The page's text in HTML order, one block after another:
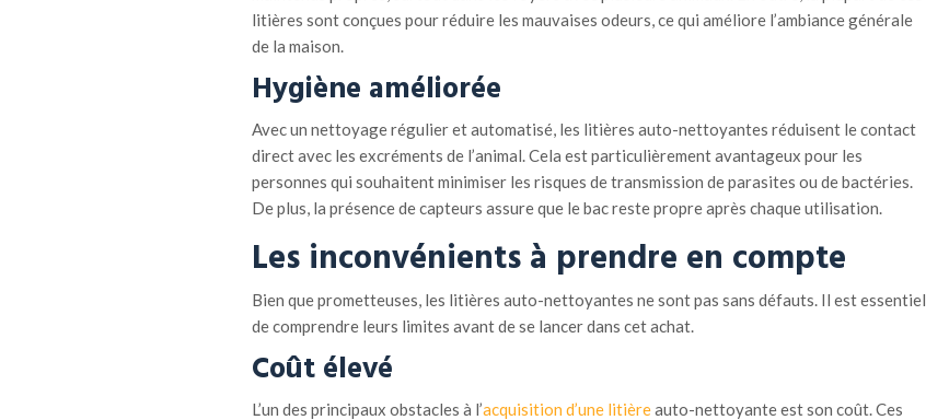
litières sont conçues pour réduire les mauvaises odeurs, ce qui améliore l’ambiance générale
de la maison.
Hygiène améliorée
Avec un nettoyage régulier et automatisé, les litières auto-nettoyantes réduisent le contact
direct avec les excréments de l’animal. Cela est particulièrement avantageux pour les
personnes qui souhaitent minimiser les risques de transmission de parasites ou de bactéries.
De plus, la présence de capteurs assure que le bac reste propre après chaque utilisation.
Les inconvénients à prendre en compte
Bien que prometteuses, les litières auto-nettoyantes ne sont pas sans défauts. Il est essentiel
de comprendre leurs limites avant de se lancer dans cet achat.
Coût élevé
L’un des principaux obstacles à l’acquisition d’une litièreauto-nettoyante est son coût. Ces